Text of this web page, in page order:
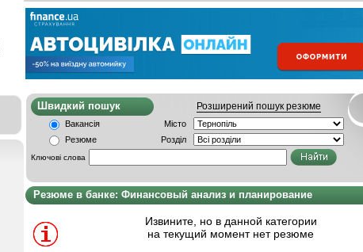
Швидкий пошук Розширений пошук резюме
Вакансія
Місто
Резюме
Розділ
Ключові слова
Резюме в банке: Финансовый анализ и планирование
Извините, но в данной категории
на текущий момент нет резюме